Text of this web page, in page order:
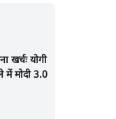
खर्चः योगी
में मोदी 3.0